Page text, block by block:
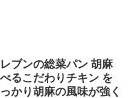
ブンの総菜パン 胡麻
るこだわりチキン を
かり胡麻の風味が強く